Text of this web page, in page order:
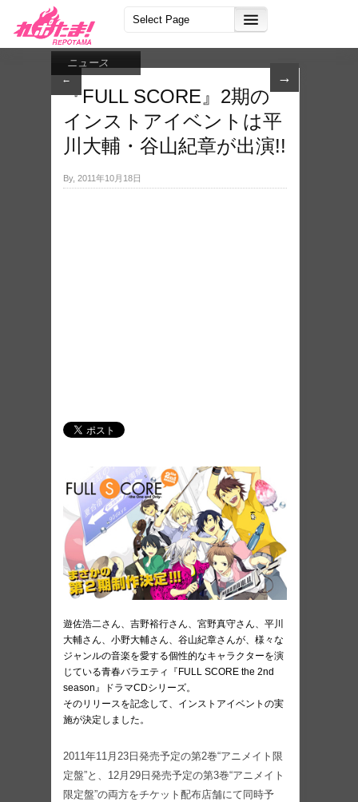
← →
ニュース
『FUL​L SCORE』2期の
イ​ンストアイベントは平
川大輔・谷山紀章が出演!!
By, 2011年10月18日
遊佐浩二さん、吉野裕行さん、宮野真守さん、平川
大輔さん、小野大輔さん、谷山紀章さんが、様々な
ジャンルの音楽を愛する個性的なキャラクターを演
じている青春バラエティ『FULL SCORE the 2nd
season』ドラマCDシリーズ。
そのリリースを記念して、インストアイベントの実
施が決定しました。
2011年11月23日発売予定の第2巻“アニメイト限
定盤”と、12月29日発売予定の第3巻“アニメイト
限定盤”の両方をチケット配布店舗にて同時予